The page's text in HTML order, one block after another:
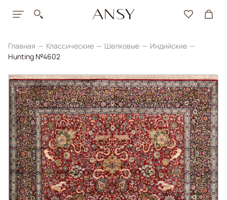
Главная Классические Шелковые
Индийские
Hunting №4602